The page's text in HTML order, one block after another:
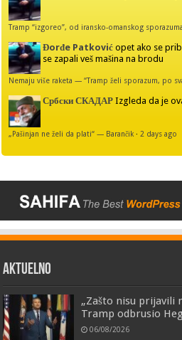
Tramp “izgoreo”, od iransko-omanskog
Đorđe Patković opet ako se
se zapali veš mašina na brodu
Nemaju više raketa — “Tramp želi sporazum, po
Србски СКАДАР Izgleda da je
„Pašinjan ne želi da plati“ — Barančik ·2 days ago
AKTUELNO
„Zašto nisu prijavili
Tramp odbrusio
06/08/2026